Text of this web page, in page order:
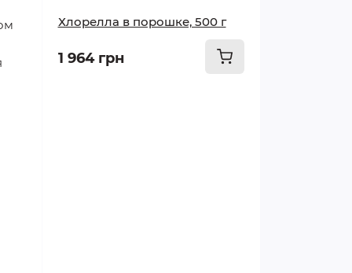
Хлорелла в порошке, 500 г
1 964 грн